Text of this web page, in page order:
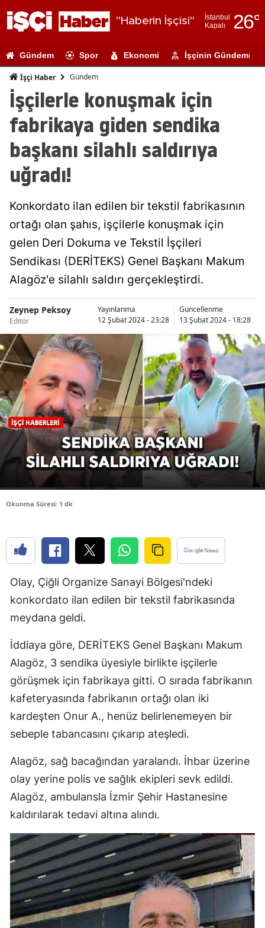
"Haberin İşçisi"
İstanbul
Kapalı
26°
Adıyaman
Amasya
Ankara
Artvin
Aydın
Balıkesir
Bingöl
Bolu
Burdur
Bursa
Çanakkale
Çankırı
Çorum
Erzincan
Eskişehir
Gaziantep
Gümüşhane
Hatay
İstanbul
İzmir
Kars
Kastamonu
Gündem Spor Ekonomi İşçinin Gündemi
İşçi Haber Gündem
İşçilerle konuşmak için
fabrikaya giden sendika
başkanı silahlı saldırıya
uğradı!
Konkordato ilan edilen bir tekstil fabrikasının
ortağı olan şahıs, işçilerle konuşmak için
gelen Deri Dokuma ve Tekstil İşçileri
Sendikası (DERİTEKS) Genel Başkanı Makum
Alagöz'e silahlı saldırı gerçekleştirdi.
Zeynep Peksoy
Editör
Yayınlanma
12 Şubat 2024 - 23:28
Güncellenme
13 Şubat 2024 - 18:28
Okunma Süresi: 1 dk
Olay, Çiğli Organize Sanayi Bölgesi'ndeki
konkordato ilan edilen bir tekstil fabrikasında
meydana geldi.
İddiaya göre, DERİTEKS Genel Başkanı Makum
Alagöz, 3 sendika üyesiyle birlikte işçilerle
görüşmek için fabrikaya gitti. O sırada fabrikanın
kafeteryasında fabrikanın ortağı olan iki
kardeşten Onur A., henüz belirlenemeyen bir
sebeple tabancasını çıkarıp ateşledi.
Alagöz, sağ bacağından yaralandı. İhbar üzerine
olay yerine polis ve sağlık ekipleri sevk edildi.
Alagöz, ambulansla İzmir Şehir Hastanesine
kaldırılarak tedavi altına alındı.